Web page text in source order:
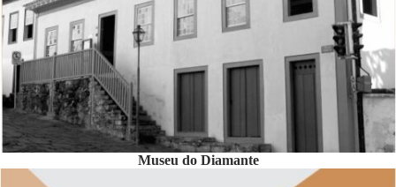
Museu do Diamante